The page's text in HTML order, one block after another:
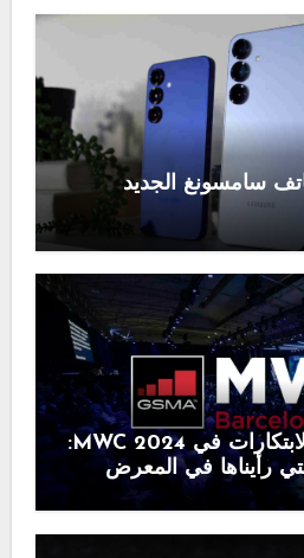
سامسونغ الجديد
أفضل المنتجات والابتكارات في MWC 2024:
رأيناها في المعرض